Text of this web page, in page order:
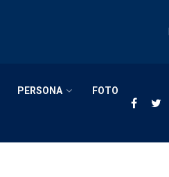
PERSONA FOTO